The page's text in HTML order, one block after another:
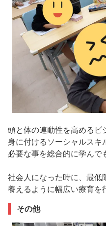
頭と体の連動性を高めるビ
身に付けるソーシャルスキ
必要な事を総合的に学んで
社会人になった時に、最低
養えるように幅広い療育を
その他